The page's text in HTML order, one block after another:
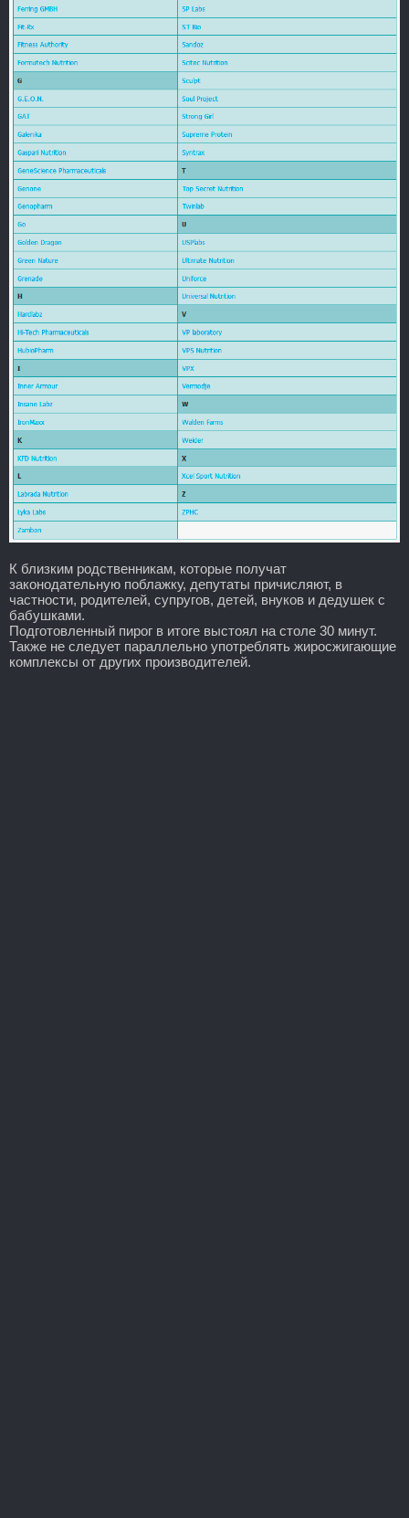
К близким родственникам, которые получат
законодательную поблажку, депутаты причисляют, в
частности, родителей, супругов, детей, внуков и дедушек с
бабушками.
Подготовленный пирог в итоге выстоял на столе 30 минут.
Также не следует параллельно употреблять жиросжигающие
комплексы от других производителей.